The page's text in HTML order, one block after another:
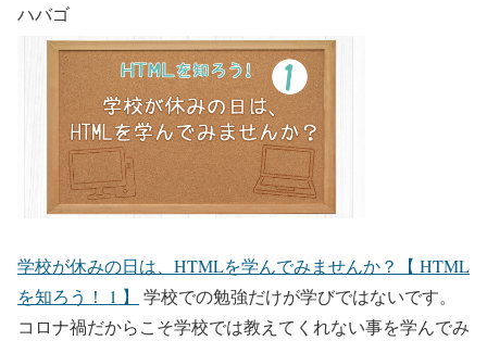
ハバゴ
学校が休みの日は、HTMLを学んでみませんか？【 HTML
を知ろう！ 1 】
学校での勉強だけが学びではないです。
コロナ禍だからこそ学校では教えてくれない事を学んでみ